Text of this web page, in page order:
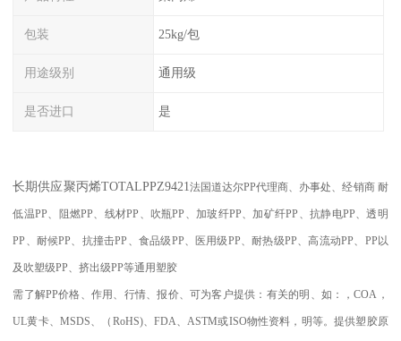
包装 25kg/包
用途级别 通用级
是否进口 是
长期供应聚丙烯TOTALPPZ9421法国道达尔PP代理商、办事处、经销商 耐
低温PP、阻燃PP、线材PP 、吹瓶PP 、加玻纤PP、加矿纤PP 、抗静电PP、透明
PP 、耐候PP、抗撞击PP 、食品级PP、医用级PP、耐热级PP、高流动PP、 PP 以
及吹塑级PP、挤出级PP等通用塑胶
需了解PP价格、作用、行情、报价、可为客户提供：有关的明、如：，COA ，
UL黄卡、 MSDS、 （ RoHS)、 FDA、ASTM或ISO物性资料，明等。提供塑胶原